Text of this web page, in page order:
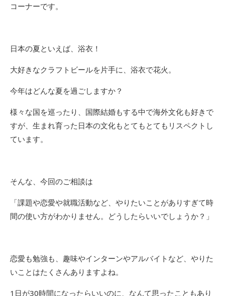
コーナーです。
日本の夏といえば、浴衣！
大好きなクラフトビールを片手に、浴衣で花火。
今年はどんな夏を過ごしますか？
様々な国を巡ったり、国際結婚もする中で海外文化も好きで
すが、生まれ育った日本の文化もとてもとてもリスペクトし
ています。
そんな、今回のご相談は
「課題や恋愛や就職活動など、やりたいことがありすぎて時
間の使い方がわかりません。どうしたらいいでしょうか？」
恋愛も勉強も、趣味やインターンやアルバイトなど、やりた
いことはたくさんありますよね。
1日が30時間になったらいいのに、なんて思ったこともあり